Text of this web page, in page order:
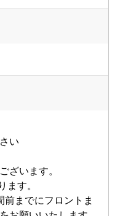
い
ざいます。
ます。
までにフロントま